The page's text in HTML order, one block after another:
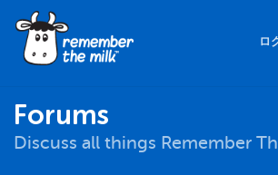
ロ
Forums
Discuss all things Remember